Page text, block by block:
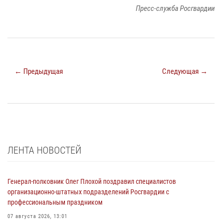
Пресс-служба Росгвардии
← Предыдущая Следующая →
ЛЕНТА НОВОСТЕЙ
Генерал-полковник Олег Плохой поздравил специалистов
организационно-штатных подразделений Росгвардии с
профессиональным праздником
07 августа 2026, 13:01